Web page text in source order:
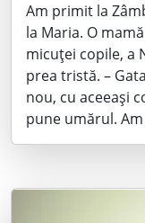
Am primit la
la Maria. O
micuței copile, a
prea tristă. –
nou, cu aceeași
pune umărul.